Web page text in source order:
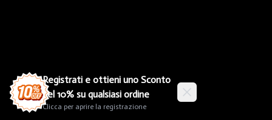
Registrati e ottieni uno Sconto
del 10% su qualsiasi ordine
Clicca per aprire la registrazione